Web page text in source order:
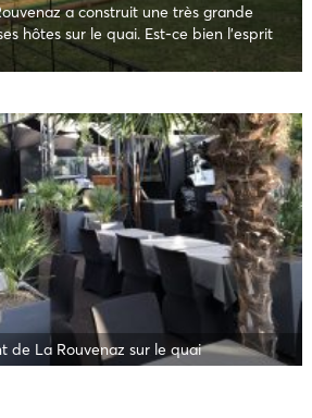
a construit une très grande
hôtes sur le quai. Est-ce bien l'esprit
de La Rouvenaz sur le quai